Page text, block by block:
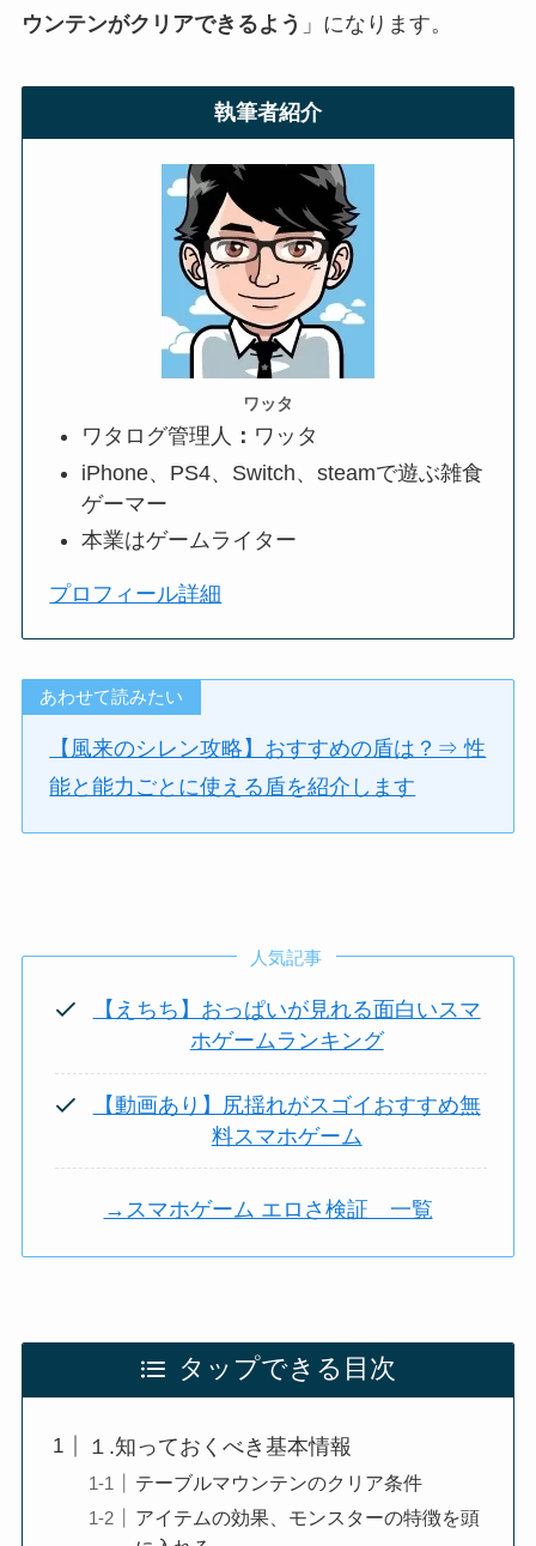
ウンテンがクリアできるよう 」になります。
執筆者紹介
ワッタ
ワタログ管理人 ： ワッタ
iPhone、PS4、Switch、steamで遊ぶ雑食
ゲーマー
本業はゲームライター
プロフィール詳細
あわせて読みたい
【風来のシレン攻略】おすすめの盾は？⇒ 性
能と能力ごとに使える盾を紹介します
人気記事
【えちち】おっぱいが見れる面白いスマ
ホゲームランキング
【動画あり】尻揺れがスゴイおすすめ無
料スマホゲーム
→スマホゲーム エロさ検証 一覧
タップできる目次
１.知っておくべき基本情報
テーブルマウンテンのクリア条件
アイテムの効果、モンスターの特徴を頭